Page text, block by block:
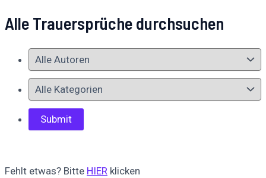
Alle Trauersprüche durchsuchen
Fehlt etwas? Bitte HIER klicken